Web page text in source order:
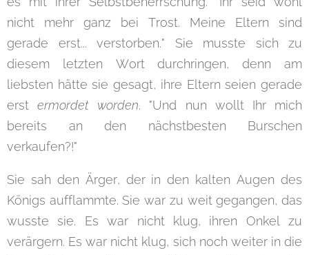
nicht mehr ganz bei Trost. Meine Eltern sind
gerade erst... verstorben." Sie musste sich zu
diesem letzten Wort durchringen, denn am
liebsten hätte sie gesagt, ihre Eltern seien gerade
erstermordet worden. "Und nun wollt Ihr mich
bereits an den nächstbesten Burschen
verkaufen?!"
Sie sah den Ärger, der in den kalten Augen des
Königs aufflammte. Sie war zu weit gegangen, das
wusste sie. Es war nicht klug, ihren Onkel zu
verärgern. Es war nicht klug, sich noch weiter in die